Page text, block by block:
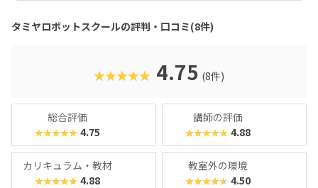
担当者いわく、「当初は『保護者がタミヤファン』きっかけ
で入会されるご家庭が多かったですが、最近は純粋にプログ
ラミングスクールとして選んでいただくことが増えた」そ
の評価が定着してきたようです。女の子の生徒も一定数在籍
しており、コンテストや選手権では性別を問わず、創意工夫
子も女の子も、メカを愛する人なら誰でも受け入れてくれる
スクールといえるでしょう。ロボット教室は費用が高めなイ
メージがありますが、市販品を使用しているため価格は抑え
め。気になる方は、ぜひお近くのスクールに足を運んでみて
くださいね。
タミヤロボットスクールの評判・口コミ(8件)
★★★★★ 4.75 (8件)
総合評価
★★★★★ 4.75
講師の評価
★★★★★ 4.88
カリキュラム・教材
★★★★★ 4.88
教室外の環境
★★★★★ 4.50